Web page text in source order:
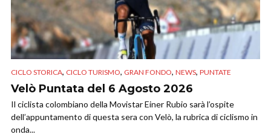
CICLO STORICA, CICLO TURISMO, GRAN FONDO, NEWS, PUNTATE
Velò Puntata del 6 Agosto 2026
Il ciclista colombiano della Movistar Einer Rubio sarà l’ospite
dell’appuntamento di questa sera con Velò, la rubrica di ciclismo in
onda...